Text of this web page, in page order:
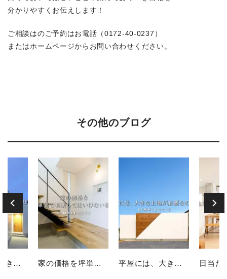
分かりやすくお伝えします！
ご相談はのご予約はお電話（0172-40-0237）
またはホームページからお問い合わせください。
その他のブログ
２階建てありきで家を考えていませんか？ 家の価格を坪単価で判断してはいけない理由 平屋には、大きな土地が必要なのか？